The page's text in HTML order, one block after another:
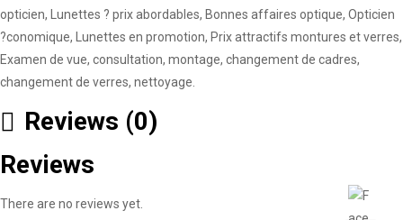
opticien, Lunettes ? prix abordables, Bonnes affaires optique, Opticien
?conomique, Lunettes en promotion, Prix attractifs montures et verres,
Examen de vue, consultation, montage, changement de cadres,
changement de verres, nettoyage.
Reviews (0)
Reviews
There are no reviews yet.